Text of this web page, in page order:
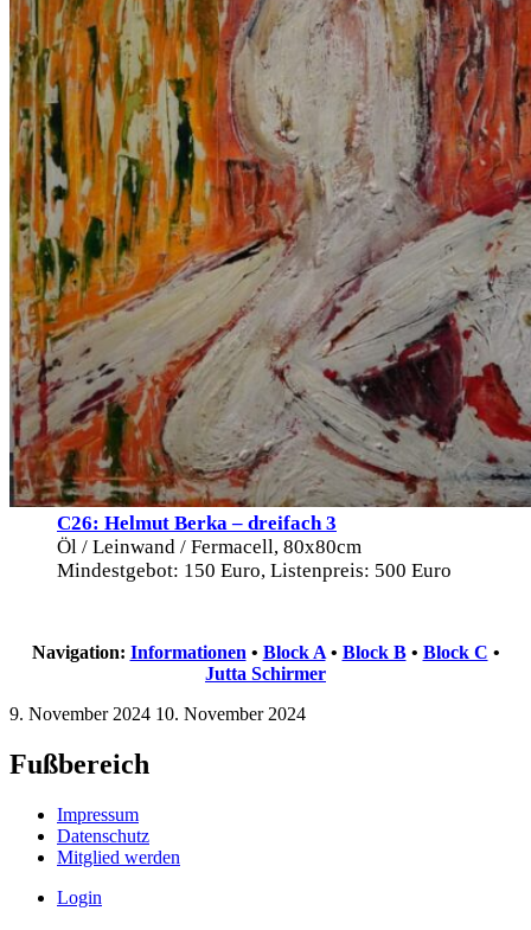
C26: Helmut Berka – dreifach 3
Öl / Leinwand / Fermacell, 80x80cm
Mindestgebot: 150 Euro, Listenpreis: 500 Euro
Navigation: Informationen • Block A• Block B• Block C •
Jutta Schirmer
9. November 2024 10. November 2024
Fußbereich
Impressum
Datenschutz
Mitglied werden
Login